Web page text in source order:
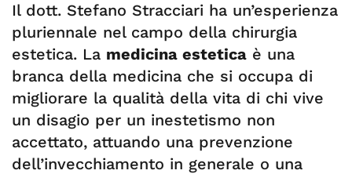
Il dott. Stefano Stracciari ha un’esperienza
pluriennale nel campo della chirurgia
estetica. La medicina estetica è una
branca della medicina che si occupa di
migliorare la qualità della vita di chi vive
un disagio per un inestetismo non
accettato, attuando una prevenzione
dell’invecchiamento in generale o una